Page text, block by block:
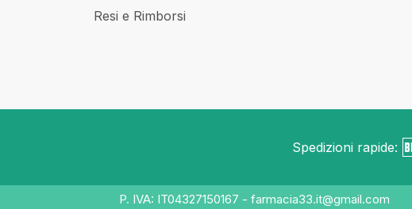
Resi e Rimborsi
Spedizioni rapide:
P. IVA: IT04327150167 - farmacia33.it@gmail.com